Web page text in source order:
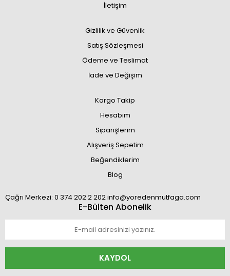
İletişim
Gizlilik ve Güvenlik
Satış Sözleşmesi
Ödeme ve Teslimat
İade ve Değişim
Kargo Takip
Hesabım
Siparişlerim
Alışveriş Sepetim
Beğendiklerim
Blog
Çağrı Merkezi: 0 374 202 2 202 info@yoredenmutfaga.com
E-Bülten Abonelik
KAYDOL